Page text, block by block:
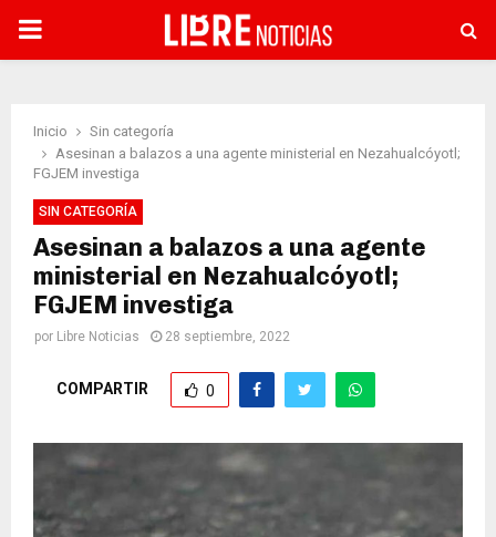
PRIMARY
Inicio
Sin categoría
Asesinan a balazos a una agente ministerial en Nezahualcóyotl;
FGJEM investiga
SIN CATEGORÍA
Asesinan a balazos a una agente
ministerial en Nezahualcóyotl;
FGJEM investiga
por Libre Noticias 28 septiembre, 2022
COMPARTIR 0